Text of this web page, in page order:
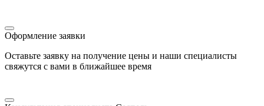
Оформление заявки
Оставьте заявку на получение цены и наши специалисты
свяжутся с вами в ближайшее время